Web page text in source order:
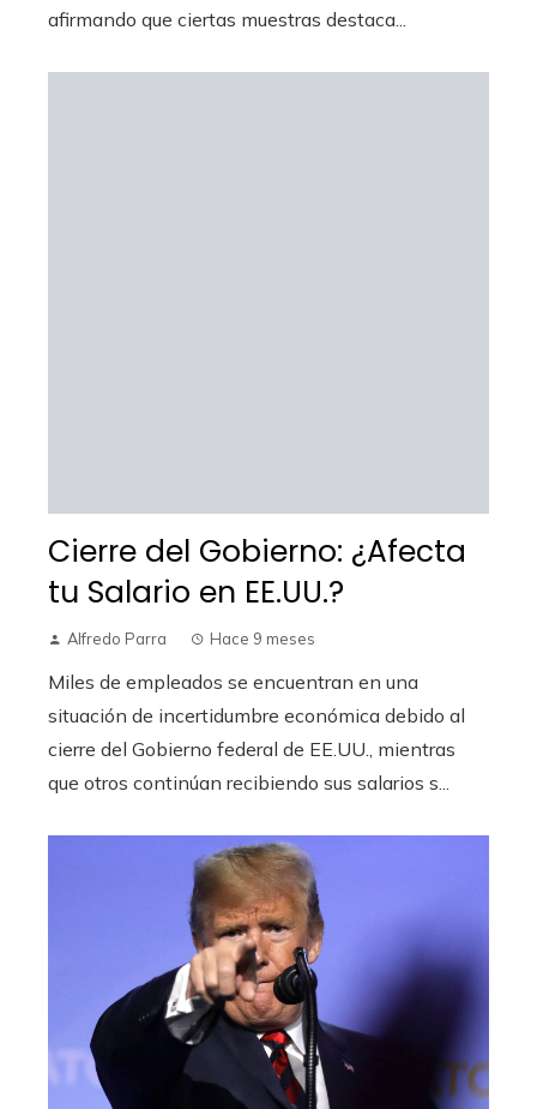
afirmando que ciertas muestras destaca...
Cierre del Gobierno: ¿Afecta
tu Salario en EE.UU.?
Alfredo Parra Hace 9 meses
Miles de empleados se encuentran en una
situación de incertidumbre económica debido al
cierre del Gobierno federal de EE.UU., mientras
que otros continúan recibiendo sus salarios s...